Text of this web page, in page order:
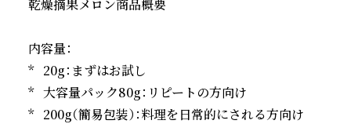
乾燥摘果メロン商品概要
内容量：
*   20g：まずはお試し
*   大容量パック80g：リピートの方向け
*   200g（簡易包装）：料理を日常的にされる方向け